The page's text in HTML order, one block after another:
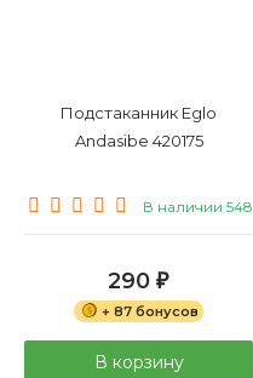
Подстаканник Eglo
Andasibe 420175
В наличии 548
290 ₽
+ 87 бонусов
В корзину